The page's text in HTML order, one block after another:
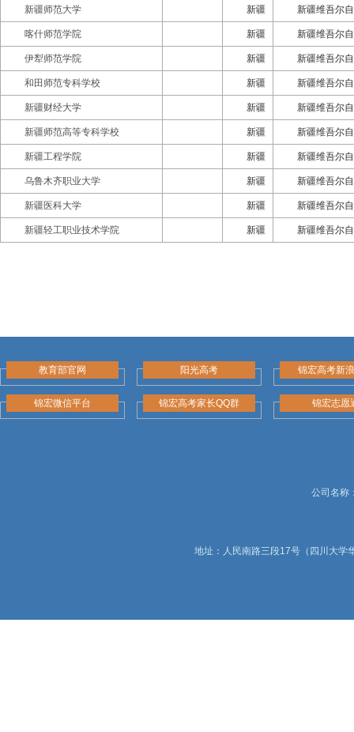
新疆师范大学 新疆 新疆维吾尔
喀什师范学院 新疆 新疆维吾尔
伊犁师范学院 新疆 新疆维吾尔
和田师范专科学校 新疆 新疆维吾尔
新疆财经大学 新疆 新疆维吾尔
新疆师范高等专科学校 新疆 新疆维吾尔
新疆工程学院 新疆 新疆维吾尔
乌鲁木齐职业大学 新疆 新疆维吾尔
新疆医科大学 新疆 新疆维吾尔
新疆轻工职业技术学院 新疆 新疆维吾尔
教育部官网 阳光高考 锦宏高考新
锦宏微信平台 锦宏高考家长QQ群 锦宏志愿
公司名称
地址：人民南路三段17号（四川大学